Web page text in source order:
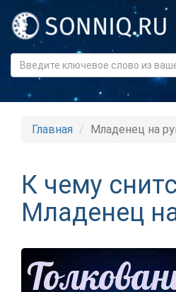
Главная Младенец на
К чему
Младенец